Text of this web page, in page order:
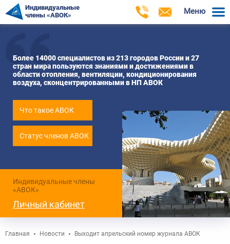
Индивидуальные
члены «АВОК»
Меню
Более 14000 специалистов из 213 городов России и 27
стран мира пользуются знаниями и достижениями в
области отопления, вентиляции, кондиционирования
воздуха, сконцентрированными в НП АВОК
Что такое АВОК
Статус членов АВОК
Индивидуальные члены
«АВОК»
Личный кабинет
Главная Новости Выходит апрельский номер журнала АВОК